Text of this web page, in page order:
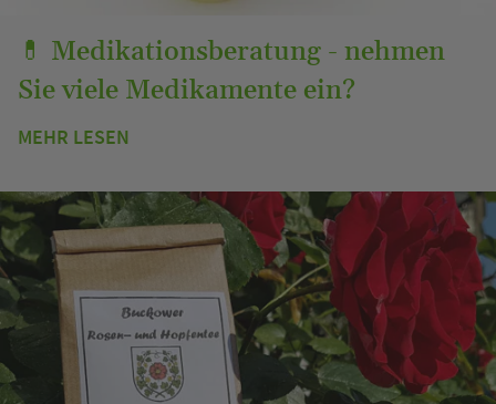
💊 Medikationsberatung - nehmen
Sie viele Medikamente ein?
MEHR LESEN